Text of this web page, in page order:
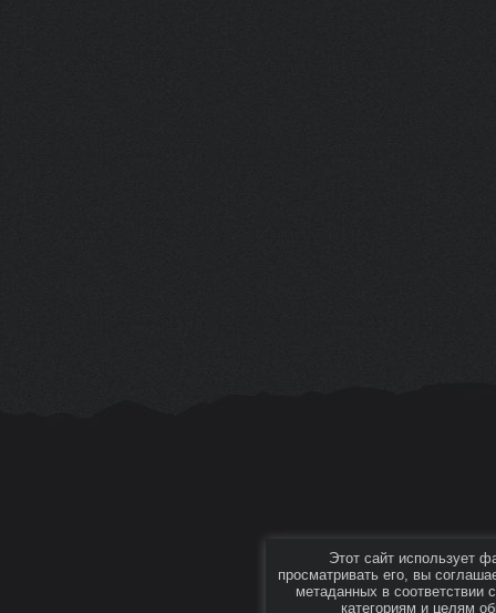
Этот сайт использует
просматривать его, вы
метаданных в соответствии
категориям и целям